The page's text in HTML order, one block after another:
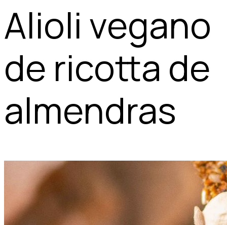
Alioli vegano
de ricotta de
almendras